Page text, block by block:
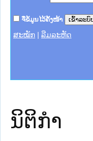
ຈື່ຂໍ້ມູນໄວ້ຄັ້ງໜ້າ
ສະໝັກ ລືມລະຫັດ
ຊາຊົນ ພາກເໜືອ
ການ
ກາງ
ກໃຕ້
ນຕຳຫຼວດປະຊາຊົນ
ສັນຕິບານປະຊາຊົນ
ກເໜືອ
ຊາຊົນ ພາກກາງ
ນິຕິກໍາ